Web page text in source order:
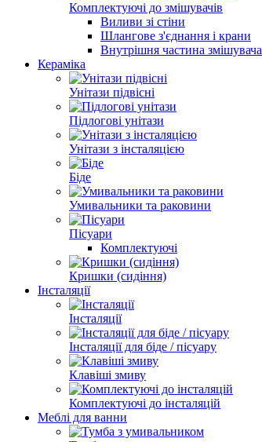
Комплектуючі до змішувачів
Виливи зі стіни
Шлангове з'єднання і крани
Внутрішня частина змішувача
Кераміка
Унітази підвісні
Підлогові унітази
Унітази з інсталяцією
Біде
Умивальники та раковини
Пісуари
Комплектуючі
Кришки (сидіння)
Інсталяції
Інсталяції
Інсталяції для біде / пісуару
Клавіші змиву
Комплектуючі до інсталяцій
Меблі для ванни